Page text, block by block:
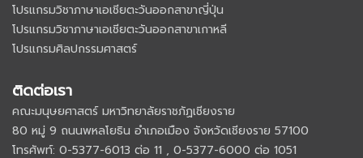
โปรแกรมวิชาภาษาเอเชียตะวันออกสาขาญี่ปุ่น
โปรแกรมวิชาภาษาเอเชียตะวันออกสาขาเกาหลี
โปรแกรมศิลปกรรมศาสตร์
ติดต่อเรา
คณะมนุษยศาสตร์ มหาวิทยาลัยราชภัฏเชียงราย
80 หมู่ 9 ถนนพหลโยธิน อำเภอเมือง จังหวัดเชียงราย 57100
โทรศัพท์: 0-5377-6013 ต่อ 11 , 0-5377-6000 ต่อ 1051